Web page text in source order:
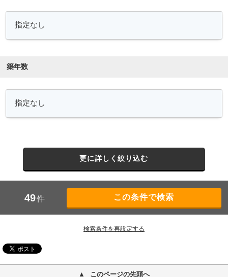
築年数
更に詳しく絞り込む
49件
検索条件を再設定する
このページの先頭へ